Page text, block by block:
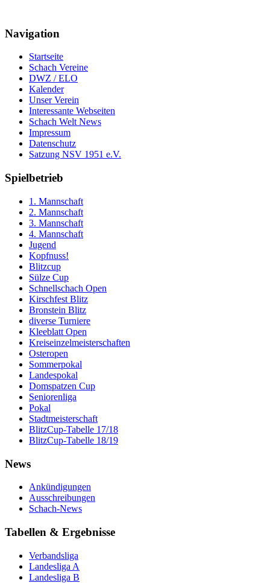
Navigation
Startseite
Schach Vereine
DWZ / ELO
Kalender
Unser Verein
Interessante Webseiten
Schach Welt News
Impressum
Datenschutz
Satzung NSV 1951 e.V.
Spielbetrieb
1. Mannschaft
2. Mannschaft
3. Mannschaft
4. Mannschaft
Jugend
Kopfnuss!
Blitzcup
Sülze Cup
Schnellschach Open
Kirschfest Blitz
Bronstein Blitz
diverse Turniere
Kleeblatt Open
Kreiseinzelmeisterschaften
Osteropen
Sommerpokal
Landespokal
Domspatzen Cup
Seniorenliga
Pokal
Stadtmeisterschaft
BlitzCup-Tabelle 17/18
BlitzCup-Tabelle 18/19
News
Ankündigungen
Ausschreibungen
Schach-News
Tabellen & Ergebnisse
Verbandsliga
Landesliga A
Landesliga B